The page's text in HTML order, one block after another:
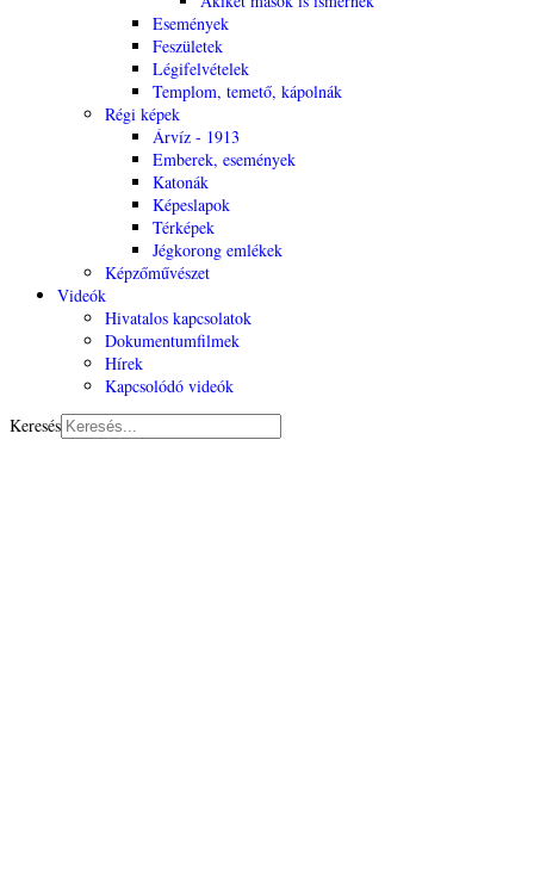
Események
Feszületek
Légifelvételek
Templom, temető, kápolnák
Régi képek
Árvíz - 1913
Emberek, események
Katonák
Képeslapok
Térképek
Jégkorong emlékek
Képzőművészet
Videók
Hivatalos kapcsolatok
Dokumentumfilmek
Hírek
Kapcsolódó videók
Keresés